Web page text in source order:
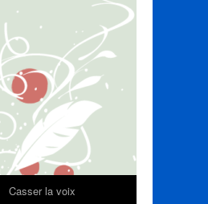
Casser la voix